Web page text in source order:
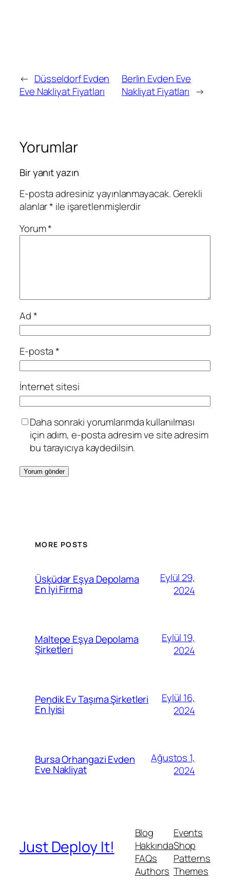
← Düsseldorf Evden
Eve Nakliyat Fiyatları
Berlin Evden Eve
Nakliyat Fiyatları →
Yorumlar
Bir yanıt yazın
E-posta adresiniz yayınlanmayacak.Gerekli
alanlar* ile işaretlenmişlerdir
Yorum*
Ad*
E-posta*
İnternet sitesi
Daha sonraki yorumlarımda kullanılması
için adım, e-posta adresim ve site adresim
bu tarayıcıya kaydedilsin.
MORE POSTS
Üsküdar Eşya Depolama
En İyi Firma
Eylül 29,
2024
Maltepe Eşya Depolama
Şirketleri
Eylül 19,
2024
Pendik Ev Taşıma Şirketleri
En İyisi
Eylül 16,
2024
Bursa Orhangazi Evden
Eve Nakliyat
Ağustos 1,
2024
Just Deploy It!
Blog
Hakkında
FAQs
Authors
Events
Shop
Patterns
Themes